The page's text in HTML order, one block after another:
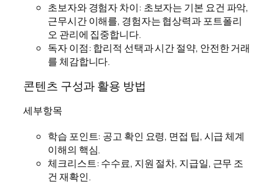
초보자와 경험자 차이: 초보자는 기본 요건 파악,
근무시간 이해를, 경험자는 협상력과 포트폴리
오 관리에 집중합니다.
독자 이점: 합리적 선택과 시간 절약, 안전한 거래
를 체감합니다.
콘텐츠 구성과 활용 방법
세부항목
학습 포인트: 공고 확인 요령, 면접 팁, 시급 체계
이해의 핵심.
체크리스트: 수수료, 지원 절차, 지급일, 근무 조
건 재확인.